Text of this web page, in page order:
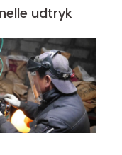
udtryk